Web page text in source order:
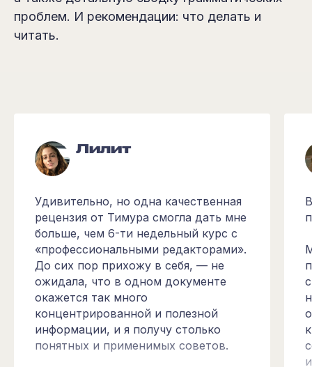
проблем. И рекомендации: что делать и
читать.
Лилит
Удивительно, но одна качественная
рецензия от Тимура смогла дать мне
больше, чем 6-ти недельный курс с
«профессиональными редакторами».
До сих пор прихожу в себя, — не
ожидала, что в одном документе
окажется так много
концентрированной и полезной
информации, и я получу столько
понятных и применимых советов.